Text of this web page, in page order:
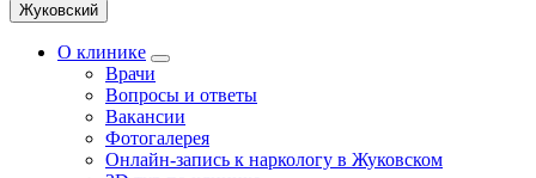
Жуковский
О клинике
Врачи
Вопросы и ответы
Вакансии
Фотогалерея
Онлайн-запись к наркологу в Жуковском